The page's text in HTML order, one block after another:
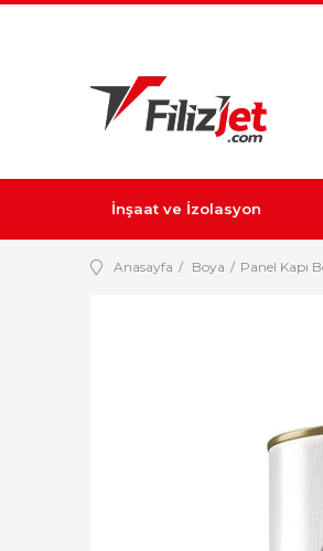
İnşaat ve İzolasyon
Anasayfa Boya Panel Kapı